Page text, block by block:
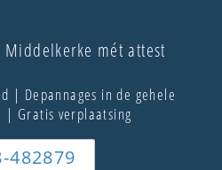
Middelkerke mét attest
| Depannages in de gehele
| Gratis verplaatsing
482879